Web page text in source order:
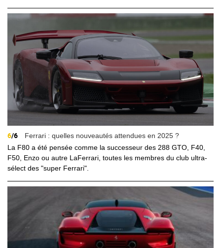
6/6
Ferrari : quelles nouveautés attendues en 2025 ?
La F80 a été pensée comme la successeur des 288 GTO, F40,
F50, Enzo ou autre LaFerrari, toutes les membres du club ultra-
sélect des "super Ferrari".